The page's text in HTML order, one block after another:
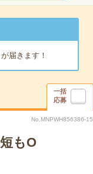
が届きます！
一括
応募
No.MNPWH856386-15
もO